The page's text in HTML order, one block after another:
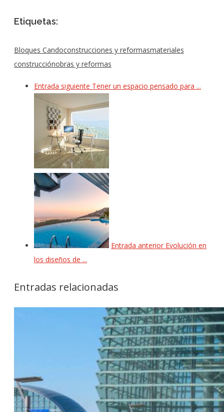
Etiquetas:
Bloques Candoconstrucciones y reformasmateriales
construcciónobras y reformas
Entrada siguiente Tener un espacio pensado para ...
Entrada anterior Evolución en
los diseños de ...
Entradas relacionadas